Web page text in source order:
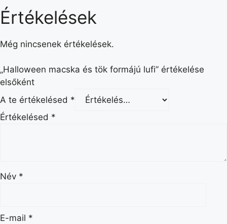
Értékelések
Még nincsenek értékelések.
„Halloween macska és tök formájú lufi” értékelése
elsőként
A te értékelésed *
Értékelésed *
Név *
E-mail *